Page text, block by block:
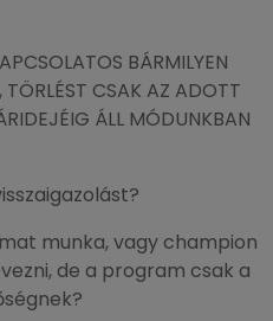
BÁRMILYEN
CSAK AZ ADOTT
ÁLL MÓDUNKBAN
munka, vagy champion
de a program csak a